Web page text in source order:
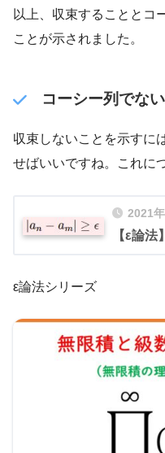
以上、収束することとコ
ことが示されました。
コーシー列でな
収束しないことを示すに
せばいいですね。これに
2021
【ε論
ε論法シリーズ